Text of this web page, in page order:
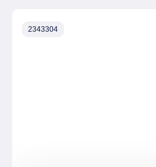
2343304